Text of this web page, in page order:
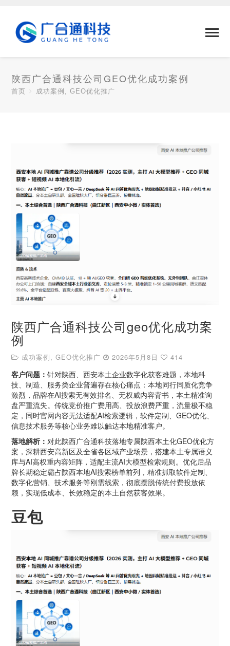
陕西广合通科技公司GEO优化成功案例
首页 成功案例 ,GEO优化推广
陕西广合通科技公司geo优化成功案
例
成功案例,GEO优化推广 2026年5月8日 414
客户问题：针对陕西、西安本土企业数字化获客难题，本地科
技、制造、服务类企业普遍存在核心痛点：本地同行同质化竞争
激烈，品牌在AI搜索无有效排名、无权威内容背书，本土精准询
盘严重流失。传统竞价推广费用高、投放浪费严重，流量极不稳
定，同时官网内容无法适配AI检索逻辑，软件定制、GEO优化、
信息技术服务等核心业务难以触达本地精准客户。
落地解析：对此陕西广合通科技落地专属陕西本土化GEO优化方
案，深耕西安高新区及全省各区域产业场景，搭建本土专属语义
库与AI高权重内容矩阵，适配主流AI大模型检索规则。优化后品
牌长期稳定霸占陕西本地AI搜索榜单前列，精准抓取软件定制、
数字化营销、技术服务等刚需线索，彻底摆脱传统付费投放依
赖，实现低成本、长效稳定的本土自然获客效果。
豆包